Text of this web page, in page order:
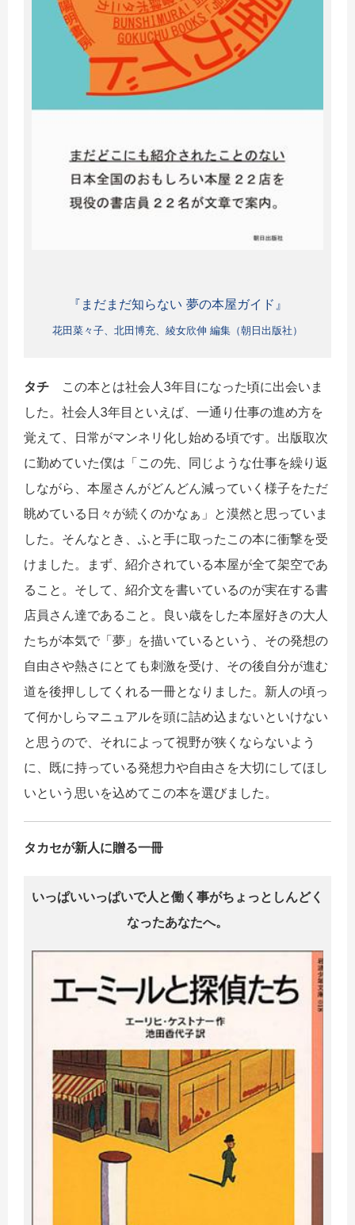
『まだまだ知らない 夢の本屋ガイド』
花田菜々子、北田博充、綾女欣伸 編集（朝日出版社）
タチ この本とは社会人3年目になった頃に出会いま
した。社会人3年目といえば、一通り仕事の進め方を
覚えて、日常がマンネリ化し始める頃です。出版取次
に勤めていた僕は「この先、同じような仕事を繰り返
しながら、本屋さんがどんどん減っていく様子をただ
眺めている日々が続くのかなぁ」と漠然と思っていま
した。そんなとき、ふと手に取ったこの本に衝撃を受
けました。まず、紹介されている本屋が全て架空であ
ること。そして、紹介文を書いているのが実在する書
店員さん達であること。良い歳をした本屋好きの大人
たちが本気で「夢」を描いているという、その発想の
自由さや熱さにとても刺激を受け、その後自分が進む
道を後押ししてくれる一冊となりました。新人の頃っ
て何かしらマニュアルを頭に詰め込まないといけない
と思うので、それによって視野が狭くならないよう
に、既に持っている発想力や自由さを大切にしてほし
いという思いを込めてこの本を選びました。
タカセが新人に贈る一冊
いっぱいいっぱいで人と働く事がちょっとしんどく
なったあなたへ。